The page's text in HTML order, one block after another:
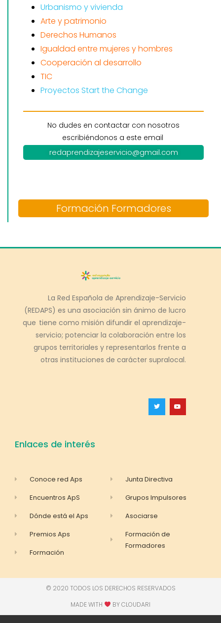
Urbanismo y vivienda
Arte y patrimonio
Derechos Humanos
Igualdad entre mujeres y hombres
Cooperación al desarrollo
TIC
Proyectos Start the Change
No dudes en contactar con nosotros
escribiéndonos a este email
redaprendizajeservicio@gmail.com
Formación Formadores
La Red Española de Aprendizaje-Servicio
(REDAPS) es una asociación sin ánimo de lucro
que tiene como misión difundir el aprendizaje-
servicio; potenciar la colaboración entre los
grupos territoriales y representarlos frente a
otras instituciones de carácter supralocal.
Enlaces de interés
Conoce red Aps
Encuentros ApS
Dónde está el Aps
Premios Aps
Formación
Junta Directiva
Grupos Impulsores
Asociarse
Formación de
Formadores
© 2020 TODOS LOS DERECHOS RESERVADOS
MADE WITH
BY CLOUDARI​